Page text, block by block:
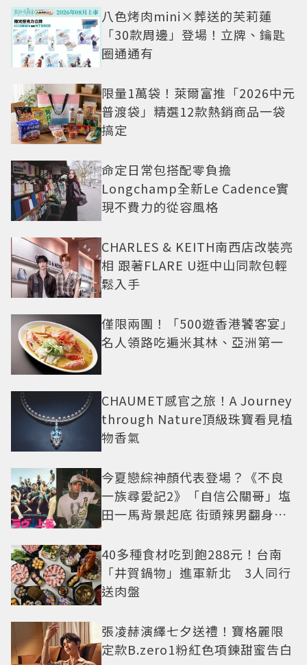
八色烤肉mini×葬送的芙莉蓮
「30款周邊」登場！立牌、鑰匙
圈通通有
限量1萬袋！萊爾富推「2026中元
普渡袋」精選12款熱銷商品一袋
搞定
命定日常包搭配零負擔
Longchamp全新Le Cadence實
現不費力的從容風格
CHARLES & KEITH南西店改裝亮
相 跟著FLARE U逛中山同款包輕
鬆入手
僅限兩團！「500遊香港饕客宴」
名人領路吃遍米其林、亞洲第一
CHAUMET感官之旅！A Journey
through Nature頂級珠寶看見植
物香氣
今夏戀綜神顏代表登場？《不良
一族尋愛記2》「自信公關哥」塩
田一馬背景起底 街頭辣男翻身當
40多種食材吃到飽288元！台南
「井賀鍋物」進軍新北 3人同行
送肉盤
張凌赫演繹七夕送禮！寶格麗限
定款B.zero1粉紅色項鍊甜蜜告白